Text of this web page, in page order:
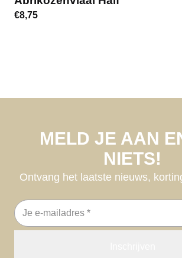
Fototaart Rond (10
MELD JE AAN
NIETS!
Ontvang het laatste nieuws,
E-
mailadres